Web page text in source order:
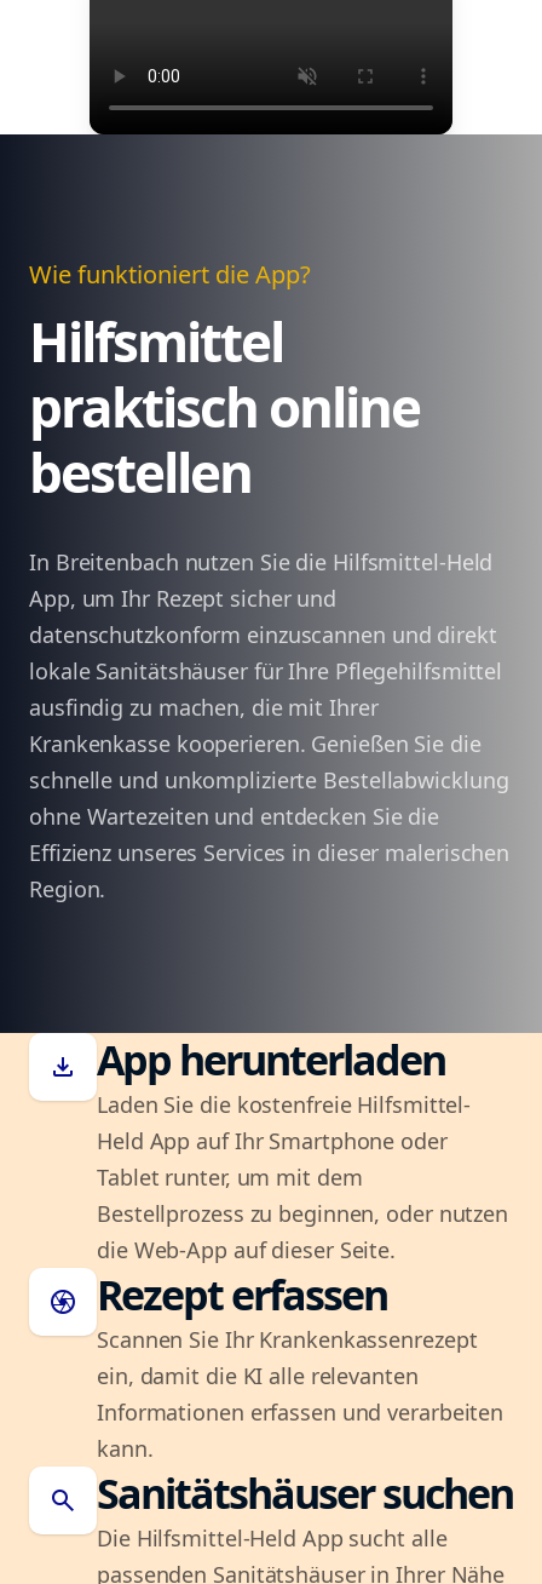
Wie funktioniert die App?
Hilfsmittel
praktisch online
bestellen
In Breitenbach nutzen Sie die Hilfsmittel-Held
App, um Ihr Rezept sicher und
datenschutzkonform einzuscannen und direkt
lokale Sanitätshäuser für Ihre Pflegehilfsmittel
ausfindig zu machen, die mit Ihrer
Krankenkasse kooperieren. Genießen Sie die
schnelle und unkomplizierte Bestellabwicklung
ohne Wartezeiten und entdecken Sie die
Effizienz unseres Services in dieser malerischen
Region.
download App herunterladen
Laden Sie die kostenfreie Hilfsmittel-
Held App auf Ihr Smartphone oder
Tablet runter, um mit dem
Bestellprozess zu beginnen, oder nutzen
die Web-App auf dieser Seite.
camera Rezept erfassen
Scannen Sie Ihr Krankenkassenrezept
ein, damit die KI alle relevanten
Informationen erfassen und verarbeiten
kann.
search Sanitätshäuser suchen
Die Hilfsmittel-Held App sucht alle
passenden Sanitätshäuser in Ihrer Nähe